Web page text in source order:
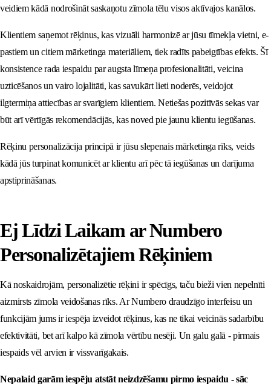
veidiem kādā nodrošināt saskaņotu zīmola tēlu visos aktīvajos kanālos.
Klientiem saņemot rēķinus, kas vizuāli harmonizē ar jūsu tīmekļa vietni, e-
pastiem un citiem mārketinga materiāliem, tiek radīts pabeigtības efekts. Šī
konsistence rada iespaidu par augsta līmeņa profesionalitāti, veicina
uzticēšanos un vairo lojalitāti, kas savukārt lieti noderēs, veidojot
ilgtermiņa attiecības ar svarīgiem klientiem. Netiešas pozitīvās sekas var
būt arī vērtīgās rekomendācijās, kas noved pie jaunu klientu iegūšanas.
Rēķinu personalizācija principā ir jūsu slepenais mārketinga rīks, veids
kādā jūs turpinat komunicēt ar klientu arī pēc tā iegūšanas un darījuma
apstiprināšanas.
Ej Līdzi Laikam ar Numbero
Personalizētajiem Rēķiniem
Kā noskaidrojām, personalizētie rēķini ir spēcīgs, taču bieži vien nepelnīti
aizmirsts zīmola veidošanas rīks. Ar Numbero draudzīgo interfeisu un
funkcijām jums ir iespēja izveidot rēķinus, kas ne tikai veicinās sadarbību
efektivitāti, bet arī kalpo kā zīmola vērtību nesēji. Un galu galā - pirmais
iespaids vēl arvien ir vissvarīgakais.
Nepalaid garām iespēju atstāt neizdzēšamu pirmo iespaidu - sāc